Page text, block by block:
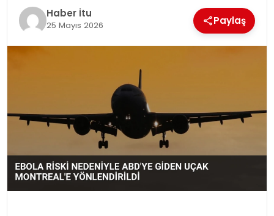
SPOR Haber İtu
25 Mayıs 2026 Paylaş